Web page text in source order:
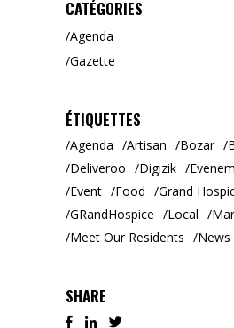
CATÉGORIES
Agenda
Gazette
ÉTIQUETTES
Agenda Artisan Bozar
Deliveroo
Digizik
Event
Food
Grand
GRandHospice
Local
Meet Our Residents
News
SHARE